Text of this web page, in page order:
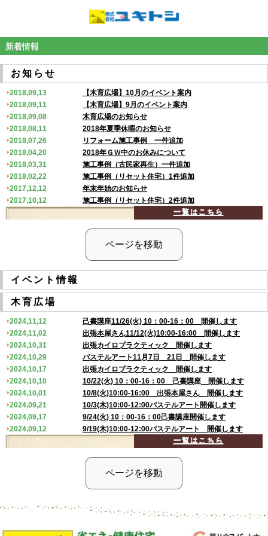
新着情報
お知らせ
2018,09,13
【木育広場】10月のイベント案内
2018,09,11
【木育広場】9月のイベント案内
2018,09,08
木育広場のお知らせ
2018,08,11
2018年夏季休暇のお知らせ
2018,07,26
リフォーム施工事例 一件追加
2018,04,20
2018年ＧＷ中のお休みについて
2018,03,31
施工事例（古民家再生）一件追加
2018,02,22
施工事例（リセット住宅）1件追加
2017,12,12
年末年始のお知らせ
2017,10,12
施工事例（リセット住宅）2件追加
一覧はこちら
イベント情報
木育広場
2024,11,12
己書講座11/26(火) 10：00-16：00 開催します
2024,11,02
出張本屋さん11/12(火)10:00-16:00 開催します
2024,10,31
出張カイロプラクティック 開催します
2024,10,29
パステルアート11月7日 21日 開催します
2024,10,17
出張カイロプラクティック 開催します
2024,10,10
10/22(火) 10：00-16：00 己書講座 開催します
2024,10,01
10/8(火)10:00-16:00 出張本屋さん 開催します
2024,09,21
10/3(木)10:00-12:00パステルアート開催します
2024,09,17
9/24(火) 10：00-16：00己書講座開催します
2024,09,12
9/19(木)10:00-12:00パステルアート 開催します
一覧はこちら